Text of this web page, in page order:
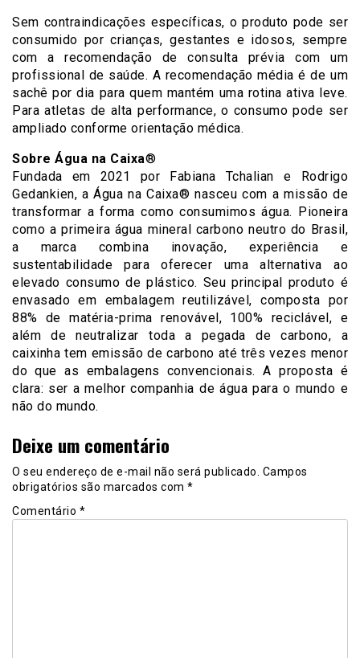
Sem contraindicações específicas, o produto pode ser
consumido por crianças, gestantes e idosos, sempre
com a recomendação de consulta prévia com um
profissional de saúde. A recomendação média é de um
sachê por dia para quem mantém uma rotina ativa leve.
Para atletas de alta performance, o consumo pode ser
ampliado conforme orientação médica.
Sobre Água na Caixa®
Fundada em 2021 por Fabiana Tchalian e Rodrigo
Gedankien, a Água na Caixa® nasceu com a missão de
transformar a forma como consumimos água. Pioneira
como a primeira água mineral carbono neutro do Brasil,
a marca combina inovação, experiência e
sustentabilidade para oferecer uma alternativa ao
elevado consumo de plástico. Seu principal produto é
envasado em embalagem reutilizável, composta por
88% de matéria-prima renovável, 100% reciclável, e
além de neutralizar toda a pegada de carbono, a
caixinha tem emissão de carbono até três vezes menor
do que as embalagens convencionais. A proposta é
clara: ser a melhor companhia de água para o mundo e
não do mundo.
Deixe um comentário
O seu endereço de e-mail não será publicado. Campos
obrigatórios são marcados com *
Comentário *